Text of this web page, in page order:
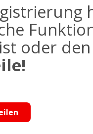
oder